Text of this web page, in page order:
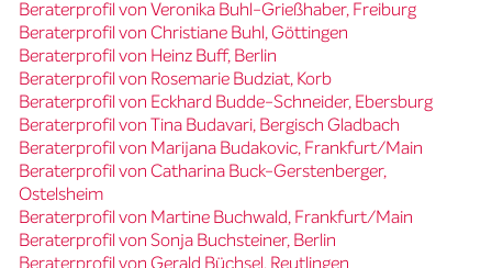
Beraterprofil von Veronika Buhl-Grießhaber, Freiburg
Beraterprofil von Christiane Buhl, Göttingen
Beraterprofil von Heinz Buff, Berlin
Beraterprofil von Rosemarie Budziat, Korb
Beraterprofil von Eckhard Budde-Schneider, Ebersburg
Beraterprofil von Tina Budavari, Bergisch Gladbach
Beraterprofil von Marijana Budakovic, Frankfurt/Main
Beraterprofil von Catharina Buck-Gerstenberger,
Ostelsheim
Beraterprofil von Martine Buchwald, Frankfurt/Main
Beraterprofil von Sonja Buchsteiner, Berlin
Beraterprofil von Gerald Büchsel, Reutlingen